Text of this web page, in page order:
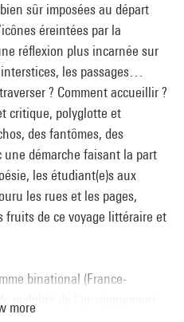
sûr imposées au départ
éreintées par la
réflexion plus incarnée sur
les passages…
? Comment accueillir ?
critique, polyglotte et
des fantômes, des
démarche faisant la part
les étudiant(e)s aux
les rues et les pages,
fruits de ce voyage littéraire et
binational (France-
mobilité de l’enseignement
more